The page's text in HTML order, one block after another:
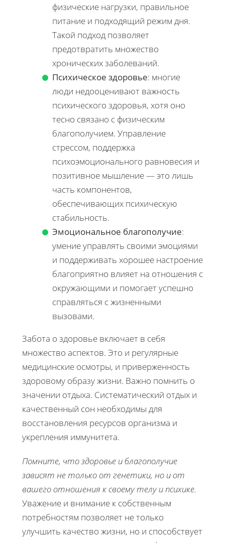
физические нагрузки, правильное
питание и подходящий режим дня.
Такой подход позволяет
предотвратить множество
хронических заболеваний.
Психическое здоровье: многие
люди недооценивают важность
психического здоровья, хотя оно
тесно связано с физическим
благополучием. Управление
стрессом, поддержка
психоэмоционального равновесия и
позитивное мышление — это лишь
часть компонентов,
обеспечивающих психическую
стабильность.
Эмоциональное благополучие:
умение управлять своими эмоциями
и поддерживать хорошее настроение
благоприятно влияет на отношения с
окружающими и помогает успешно
справляться с жизненными
вызовами.
Забота о здоровье включает в себя
множество аспектов. Это и регулярные
медицинские осмотры, и приверженность
здоровому образу жизни. Важно помнить о
значении отдыха. Систематический отдых и
качественный сон необходимы для
восстановления ресурсов организма и
укрепления иммунитета.
Помните, что здоровье и благополучие
зависят не только от генетики, но и от
вашего отношения к своему телу и психике.
Уважение и внимание к собственным
потребностям позволяет не только
улучшить качество жизни, но и способствует